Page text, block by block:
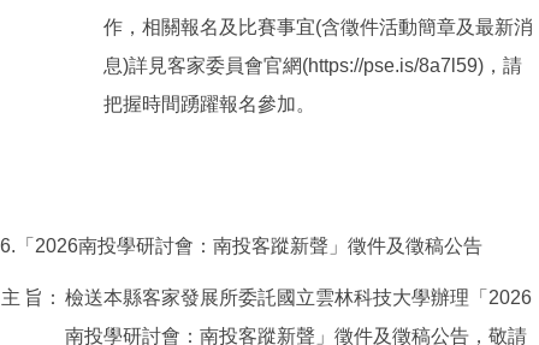
作，相關報名及比賽事宜(含徵件活動簡章及最新消
息)詳見客家委員會官網(https://pse.is/8a7l59)，請
把握時間踴躍報名參加。
6.「2026南投學研討會：南投客蹤新聲」徵件及徵稿公告
主 旨： 檢送本縣客家發展所委託國立雲林科技大學辦理「2026
南投學研討會：南投客蹤新聲」徵件及徵稿公告，敬請